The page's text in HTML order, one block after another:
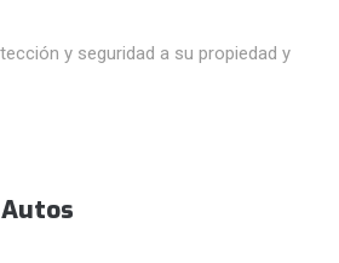
y seguridad a su propiedad y